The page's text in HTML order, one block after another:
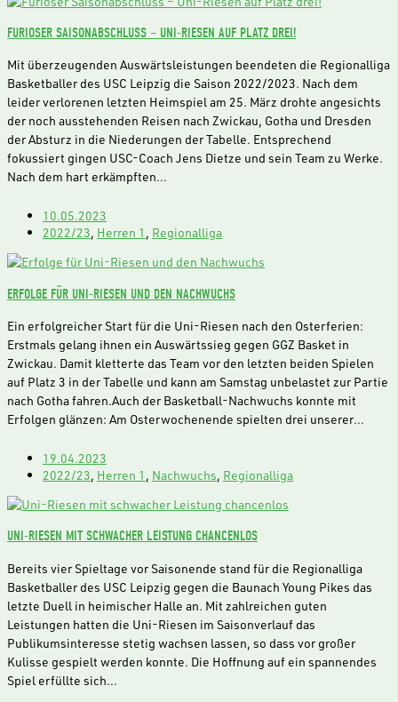
FURIOSER SAISONABSCHLUSS – UNI-RIESEN AUF PLATZ DREI!
Mit überzeugenden Auswärtsleistungen beendeten die Regionalliga
Basketballer des USC Leipzig die Saison 2022/2023. Nach dem
leider verlorenen letzten Heimspiel am 25. März drohte angesichts
der noch ausstehenden Reisen nach Zwickau, Gotha und Dresden
der Absturz in die Niederungen der Tabelle. Entsprechend
fokussiert gingen USC-Coach Jens Dietze und sein Team zu Werke.
Nach dem hart erkämpften…
10.05.2023
2022/23, Herren 1 , Regionalliga
ERFOLGE FÜR UNI-RIESEN UND DEN NACHWUCHS
Ein erfolgreicher Start für die Uni-Riesen nach den Osterferien:
Erstmals gelang ihnen ein Auswärtssieg gegen GGZ Basket in
Zwickau. Damit kletterte das Team vor den letzten beiden Spielen
auf Platz 3 in der Tabelle und kann am Samstag unbelastet zur Partie
nach Gotha fahren.Auch der Basketball-Nachwuchs konnte mit
Erfolgen glänzen: Am Osterwochenende spielten drei unserer…
19.04.2023
2022/23, Herren 1 , Nachwuchs, Regionalliga
UNI-RIESEN MIT SCHWACHER LEISTUNG CHANCENLOS
Bereits vier Spieltage vor Saisonende stand für die Regionalliga
Basketballer des USC Leipzig gegen die Baunach Young Pikes das
letzte Duell in heimischer Halle an. Mit zahlreichen guten
Leistungen hatten die Uni-Riesen im Saisonverlauf das
Publikumsinteresse stetig wachsen lassen, so dass vor großer
Kulisse gespielt werden konnte. Die Hoffnung auf ein spannendes
Spiel erfüllte sich…